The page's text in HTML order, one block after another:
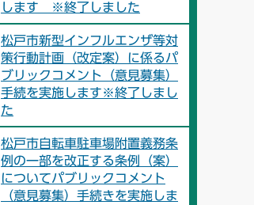
します ※終了しました
松戸市新型インフルエンザ等対
策行動計画（改定案）に係るパ
ブリックコメント（意見募集）
手続を実施します※終了しまし
た
松戸市自転車駐車場附置義務条
例の一部を改正する条例（案）
についてパブリックコメント
（意見募集）手続きを実施しま